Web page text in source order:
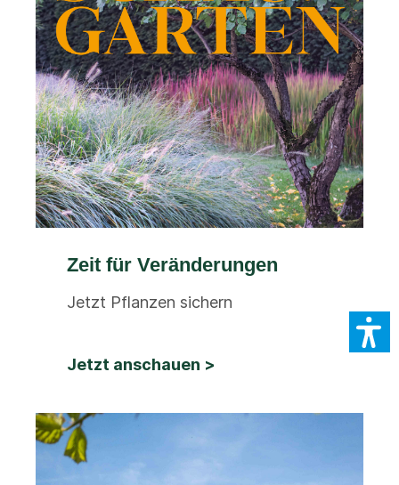
Zeit für Veränderungen
Jetzt Pflanzen sichern
Jetzt anschauen >